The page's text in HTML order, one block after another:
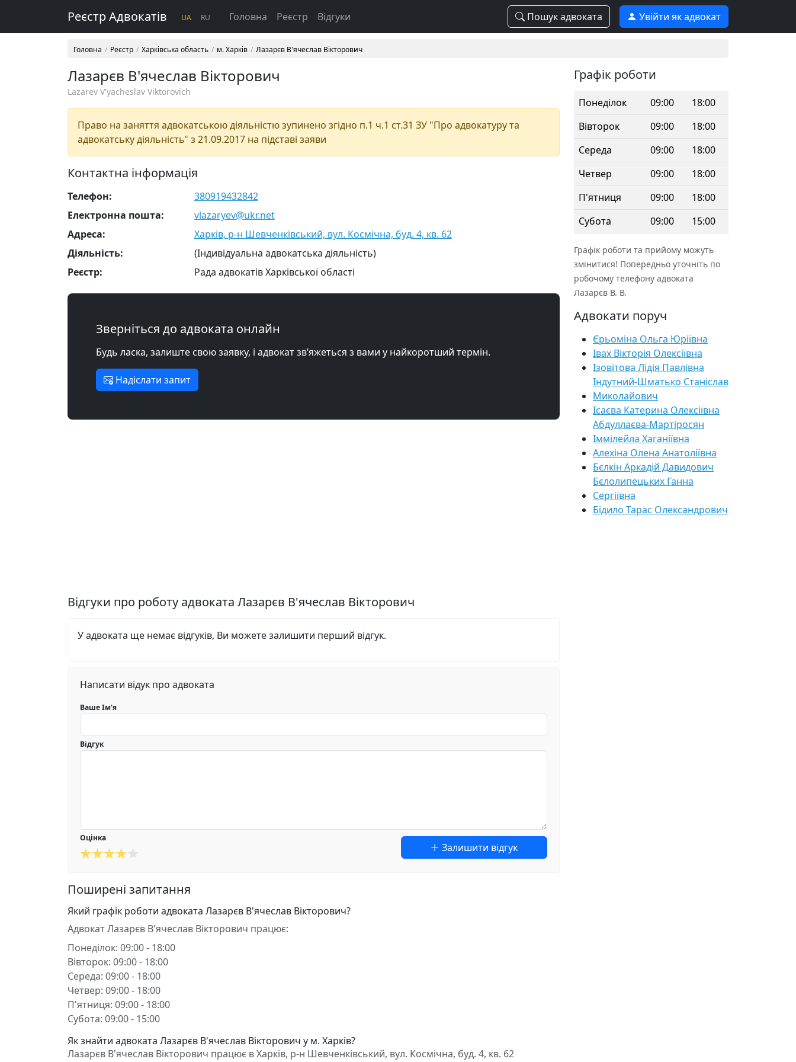
Реєстр Адвокатів UA RU Головна Реєстр Відгуки Пошук адвоката Увійти як адвокат
Головна Реєстр Харківська область м. Харків Лазарєв В'ячеслав Вікторович
Лазарєв В'ячеслав Вікторович
Lazarev V'yacheslav Viktorovich
Право на заняття адвокатською діяльністю зупинено згідно п.1 ч.1 ст.31 ЗУ "Про адвокатуру та
адвокатську діяльність" з 21.09.2017 на підставі заяви
Контактна інформація
Телефон:
380919432842
Електронна пошта:
vlazaryev@ukr.net
Адреса:
Харків, р-н Шевченківський, вул. Космічна, буд. 4, кв. 62
Діяльність:
(Індивідуальна адвокатська діяльність)
Реєстр:
Рада адвокатів Харківської області
Зверніться до адвоката онлайн
Будь ласка, залиште свою заявку, і адвокат зв’яжеться з вами у найкоротший термін.
Надіслати запит
Відгуки про роботу адвоката Лазарєв В'ячеслав Вікторович
У адвоката ще немає відгуків, Ви можете залишити перший відгук.
Написати відук про адвоката
Ваше Ім'я
Відгук
Оцінка
Залишити відгук
Поширені запитання
Який графік роботи адвоката Лазарєв В'ячеслав Вікторович?
Адвокат Лазарєв В'ячеслав Вікторович працює:
Понеділок: 09:00 - 18:00
Вівторок: 09:00 - 18:00
Середа: 09:00 - 18:00
Четвер: 09:00 - 18:00
П'ятниця: 09:00 - 18:00
Субота: 09:00 - 15:00
Як знайти адвоката Лазарєв В'ячеслав Вікторович у м. Харків?
Лазарєв В'ячеслав Вікторович працює в Харків, р-н Шевченківський, вул. Космічна, буд. 4, кв. 62
Графік роботи
Понеділок 09:00
18:00
Вівторок
09:00
18:00
Середа
09:00
18:00
Четвер
09:00
18:00
П'ятниця
09:00
18:00
Субота
09:00 15:00
Графік роботи та прийому можуть
змінитися! Попередньо уточніть по
робочому телефону адвоката
Лазарєв В. В.
Адвокати поруч
Єрьоміна Ольга Юріївна
Івах Вікторія Олексіївна
Ізовітова Лідія Павлівна
Індутний-Шматько Станіслав
Миколайович
Ісаєва Катерина Олексіївна
Абдуллаєва-Мартіросян
Іммілейла Хаганіївна
Алехіна Олена Анатоліївна
Бєлкін Аркадій Давидович
Бєлолипецьких Ганна
Сергіївна
Бідило Тарас Олександрович